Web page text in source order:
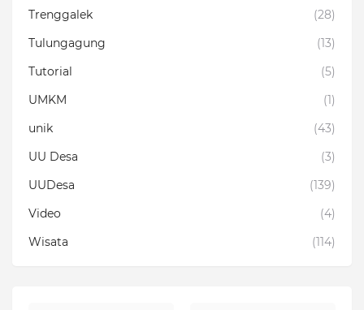
Trenggalek
(28)
Tulungagung
(13)
Tutorial
(5)
UMKM
(1)
unik
(43)
UU Desa
(3)
UUDesa
(139)
Video
(4)
Wisata
(114)